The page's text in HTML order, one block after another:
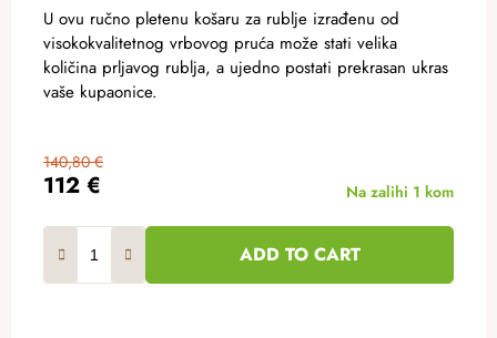
112 €
140,80 €
Na zalihi 1 kom
ADD TO CART
U ovu ručno pletenu košaru za rublje izrađenu od
visokokvalitetnog vrbovog pruća može stati velika
količina prljavog rublja, a ujedno postati prekrasan ukras
vaše kupaonice.